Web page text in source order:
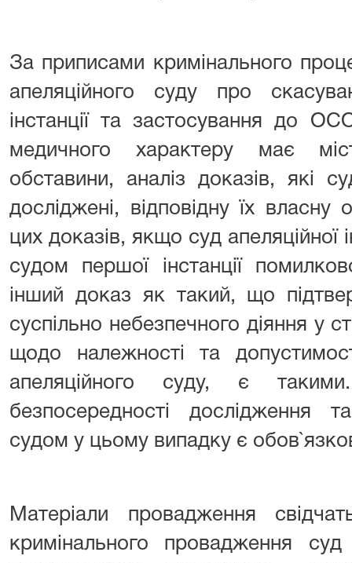
За приписами кримінального
апеляційного суду про
інстанції та застосування до
медичного характеру має
обставини, аналіз доказів, які
досліджені, відповідну їх власну
цих доказів, якщо суд апеляційної
судом першої інстанції
інший доказ як такий, що
суспільно небезпечного діяння у
щодо належності та
апеляційного суду, є
безпосередності дослідження
судом у цьому випадку є
Матеріали провадження
кримінального провадження суд